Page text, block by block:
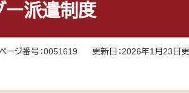
ー派遣制度
ページ番号：0051619 更新日：2026年1月23日